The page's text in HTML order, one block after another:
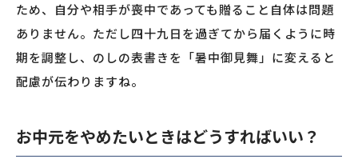
ため、自分や相手が喪中であっても贈ること自体は問題
ありません。ただし四十九日を過ぎてから届くように時
期を調整し、のしの表書きを「暑中御見舞」に変えると
配慮が伝わりますね。
お中元をやめたいときはどうすればいい？